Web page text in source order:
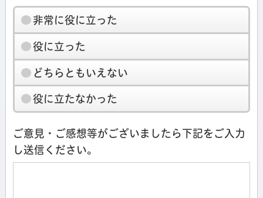
非常に役に立った
役に立った
どちらともいえない
役に立たなかった
ご意見・ご感想等がございましたら下記をご入力
し送信ください。